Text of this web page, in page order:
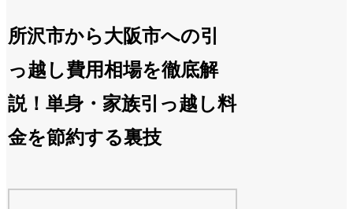
所沢市から大阪市への引
っ越し費用相場を徹底解
説！単身・家族引っ越し料
金を節約する裏技